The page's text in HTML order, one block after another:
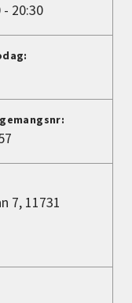
- 20:30
7, 11731